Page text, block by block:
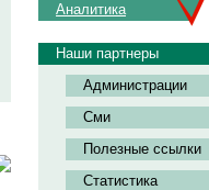
Аналитика
Наши партнеры
Администрации
Сми
Полезные ссылки
Статистика